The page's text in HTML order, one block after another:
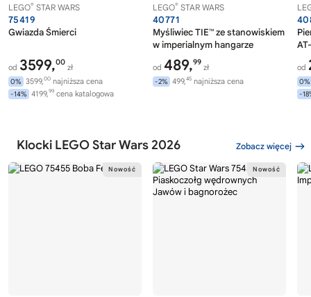
LEGO® STAR WARS
75419
Gwiazda Śmierci
od 3599,00
zł
0% 3599,00 najniższa cena
-14% 4199,99 cena katalogowa
LEGO® STAR WARS
40771
Myśliwiec TIE™ ze stanowiskiem
w imperialnym hangarze
od 489,99
zł
-2% 499,45 najniższa cena
od
0%
-
Klocki LEGO Star Wars 2026 Zobacz więcej